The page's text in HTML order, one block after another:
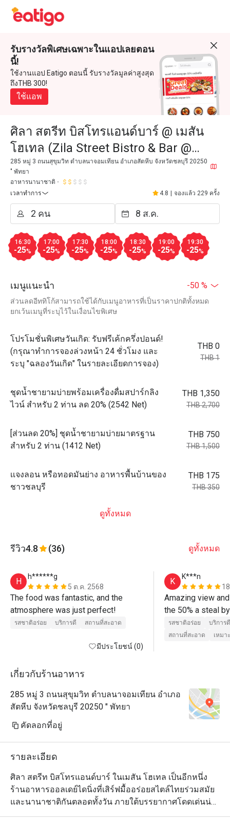
รับรางวัลพิเศษเฉพาะในแอปเลยตอน
นี้!
ใช้งานแอป Eatigo ตอนนี้ รับรางวัลมูลค่าสูงสุด
ถึงTHB 300!
ใช้แอพ
ศิลา สตรีท บิสโทรแอนด์บาร์ @ เมสัน
โฮเทล (Zila Street Bistro & Bar @
Mason Hotel)
285 หมู่ 3 ถนนสุขุมวิท ตำบลนาจอมเทียน อำเภอสัตหีบ จังหวัดชลบุรี 20250
" พัทยา
อาหารนานาชาติ
เวลาทำการ
4.8 จองแล้ว 229 ครั้ง
16:30
-25%
17:00
-25%
17:30
-25%
18:00
-25%
18:30
-25%
19:00
-25%
19:30
-25%
เมนูแนะนำ -50 %
ส่วนลดอีททิโก้สามารถใช้ได้กับเมนูอาหารที่เป็นราคาปกติทั้งหมด
ยกเว้นเมนูที่ระบุไว้ในเงื่อนไขพิเศษ
โปรโมชั่นพิเศษวันเกิด: รับฟรีเค้กครึ่งปอนด์!
(กรุณาทำการจองล่วงหน้า 24 ชั่วโมง และ
ระบุ "ฉลองวันเกิด" ในรายละเอียดการจอง)
THB 0
THB 1
ชุดน้ำชายามบ่ายพร้อมเครื่องดื่มสปาร์กลิง
ไวน์ สำหรับ 2 ท่าน ลด 20% (2542 Net)
THB 1,350
THB 2,700
[ส่วนลด 20%] ชุดน้ำชายามบ่ายมาตรฐาน
สำหรับ 2 ท่าน (1412 Net)
THB 750
THB 1,500
เเจงลอน หรือทอดมันย่าง อาหารพื้นบ้านของ
ชาวชลบุรี
THB 175
THB 350
ดูทั้งหมด
รีวิว4.8 (36) ดูทั้งหมด
H
h******g
5 ต.ค. 2568
The food was fantastic, and the
รสชาติอร่อย บริการดี สถานที่สะอาด
มีประโยชน์ (0)
K
K***n
Amazing view
the 50% a steal
Very high end
recommend the
รสชาติอร่อย
บริการดี
สถานที่สะอาด
เหมา
เกี่ยวกับร้านอาหาร
285 หมู่ 3 ถนนสุขุมวิท ตำบลนาจอมเทียน อำเภอ
สัตหีบ จังหวัดชลบุรี 20250 " พัทยา
คัดลอกที่อยู่
รายละเอียด
ศิลา สตรีท บิสโทรแอนด์บาร์ ในเมสัน โฮเทล เป็นอีกหนึ่ง
ร้านอาหารออลเดย์ไดนิ่งที่เสิร์ฟมื้ออร่อยสไตล์ไทยร่วมสมัย
และนานาชาติกันตลอดทั้งวัน ภายใต้บรรยากาศโดดเด่นน่า
ประทับใจริมทะเลและแวดล้อมไปด้วยพูลวิลล่าที่ออกแบบ